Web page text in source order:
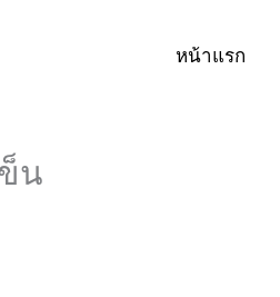
หน้าแรก
น